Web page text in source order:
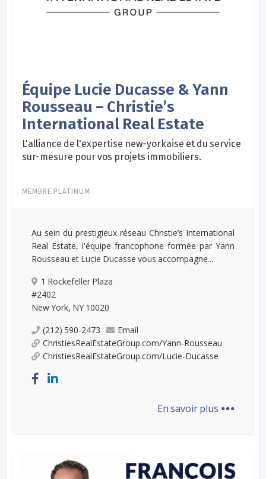
Équipe Lucie Ducasse & Yann
Rousseau – Christie’s
International Real Estate
L'alliance de l'expertise new-yorkaise et du service
sur-mesure pour vos projets immobiliers.
MEMBRE PLATINUM
Au sein du prestigieux réseau Christie’s International
Real Estate, l'équipe francophone formée par Yann
Rousseau et Lucie Ducasse vous accompagne...
1 Rockefeller Plaza
#2402
New York, NY 10020
(212) 590-2473
Email
ChristiesRealEstateGroup.com/Yann-Rousseau
ChristiesRealEstateGroup.com/Lucie-Ducasse
En savoir plus ...